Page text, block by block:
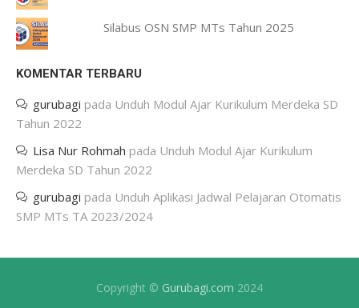
Silabus OSN SMP MTs Tahun 2025
KOMENTAR TERBARU
gurubagi pada Unduh Modul Ajar Kurikulum Merdeka SD
Tahun 2022
Lisa Nur Rohmah pada Unduh Modul Ajar Kurikulum
Merdeka SD Tahun 2022
gurubagi pada Unduh Aplikasi Jadwal Pelajaran Otomatis
SMP MTs TA 2023/2024
Copyright © Gurubagi.com 2024